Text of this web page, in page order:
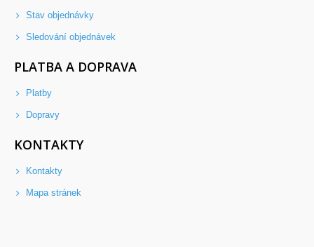
Stav objednávky
Sledování objednávek
PLATBA A DOPRAVA
Platby
Dopravy
KONTAKTY
Kontakty
Mapa stránek